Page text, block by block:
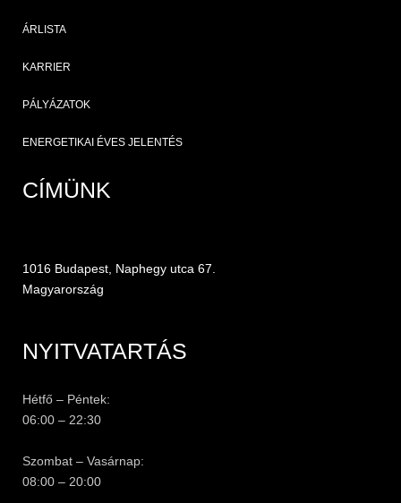
ÁRLISTA
KARRIER
PÁLYÁZATOK
ENERGETIKAI ÉVES JELENTÉS
CÍMÜNK
1016 Budapest, Naphegy utca 67.
Magyarország
NYITVATARTÁS
Hétfő – Péntek:
06:00 – 22:30
Szombat – Vasárnap:
08:00 – 20:00